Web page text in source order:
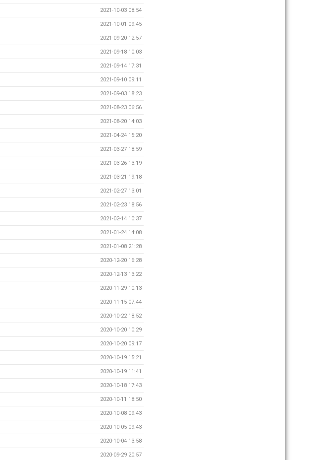
2021-10-03 08:54
2021-10-01 09:45
2021-09-20 12:57
2021-09-18 10:03
2021-09-14 17:31
2021-09-10 09:11
2021-09-03 18:23
2021-08-23 06:56
2021-08-20 14:03
2021-04-24 15:20
2021-03-27 18:59
2021-03-26 13:19
2021-03-21 19:18
2021-02-27 13:01
2021-02-23 18:56
2021-02-14 10:37
2021-01-24 14:08
2021-01-08 21:28
2020-12-20 16:28
2020-12-13 13:22
2020-11-29 10:13
2020-11-15 07:44
2020-10-22 18:52
2020-10-20 10:29
2020-10-20 09:17
2020-10-19 15:21
2020-10-19 11:41
2020-10-18 17:43
2020-10-11 18:50
2020-10-08 09:43
2020-10-05 09:43
2020-10-04 13:58
2020-09-29 20:57